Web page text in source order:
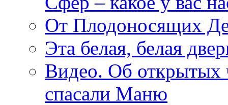
От Плодоносящих
Эта белая, белая
Видео. Об открытых
спасали Маню